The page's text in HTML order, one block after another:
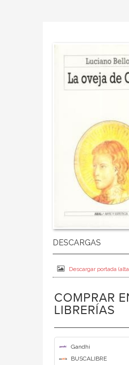
Descargar portada
COMPRAR
LIBRERÍAS
Gandhi
BUSCALIBRE